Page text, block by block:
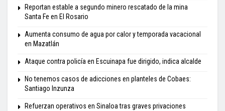
Reportan estable a segundo minero rescatado de la mina
Santa Fe en El Rosario
Aumenta consumo de agua por calor y temporada vacacional
en Mazatlán
Ataque contra policía en Escuinapa fue dirigido, indica alcalde
No tenemos casos de adicciones en planteles de Cobaes:
Santiago Inzunza
Refuerzan operativos en Sinaloa tras graves privaciones